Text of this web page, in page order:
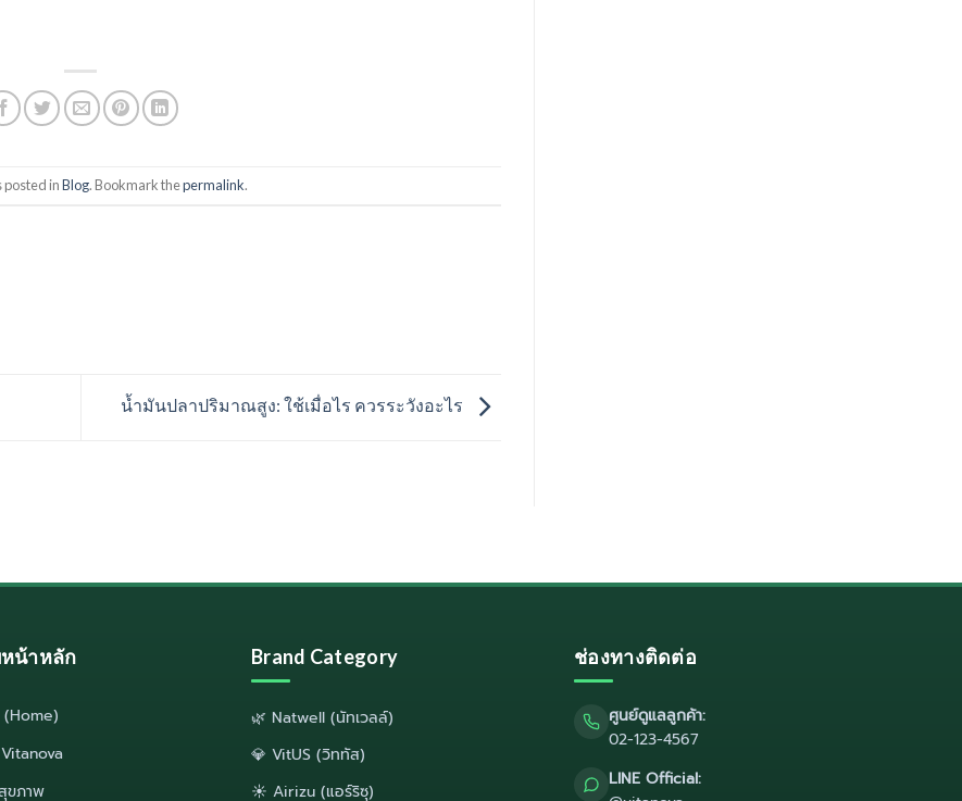
posted inBlog. Bookmark thepermalink.
น้ำมันปลาปริมาณสูง: ใช้เมื่อไร ควรระวังอะไร
น้าหลัก
ขภาพ
Brand Category
🌿 Natwell (นัทเวลล์)
💎 VitUS (วิททัส)
☀️ Airizu (แอร์ริซุ)
ช่องทางติดต่อ
ศูนย์ดูแลลูกค้า:
02-123-4567
LINE Official: